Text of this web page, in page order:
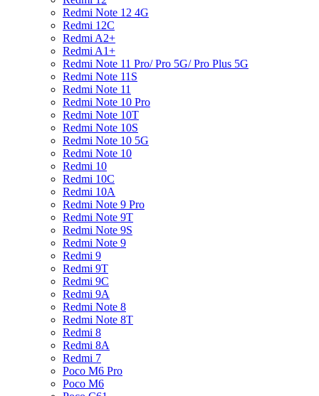
Redmi Note 12 4G
Redmi 12C
Redmi A2+
Redmi A1+
Redmi Note 11 Pro/ Pro 5G/ Pro Plus 5G
Redmi Note 11S
Redmi Note 11
Redmi Note 10 Pro
Redmi Note 10T
Redmi Note 10S
Redmi Note 10 5G
Redmi Note 10
Redmi 10
Redmi 10C
Redmi 10A
Redmi Note 9 Pro
Redmi Note 9T
Redmi Note 9S
Redmi Note 9
Redmi 9
Redmi 9T
Redmi 9C
Redmi 9A
Redmi Note 8
Redmi Note 8T
Redmi 8
Redmi 8A
Redmi 7
Poco M6 Pro
Poco M6